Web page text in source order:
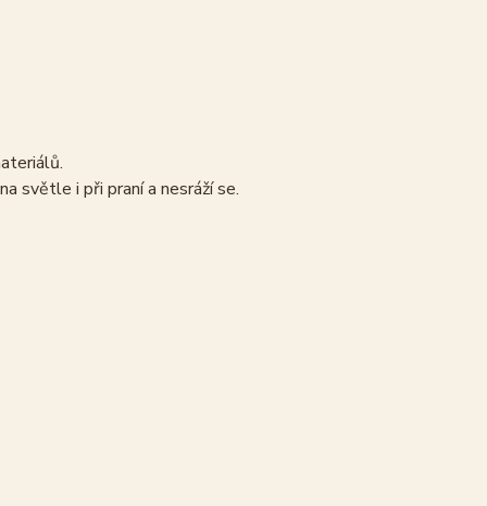
světle i při praní a nesráží se.